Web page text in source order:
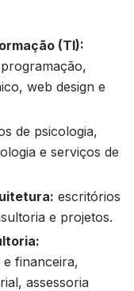
(TI):
web design e
de psicologia,
e serviços de
escritórios
e projetos.
financeira,
assessoria